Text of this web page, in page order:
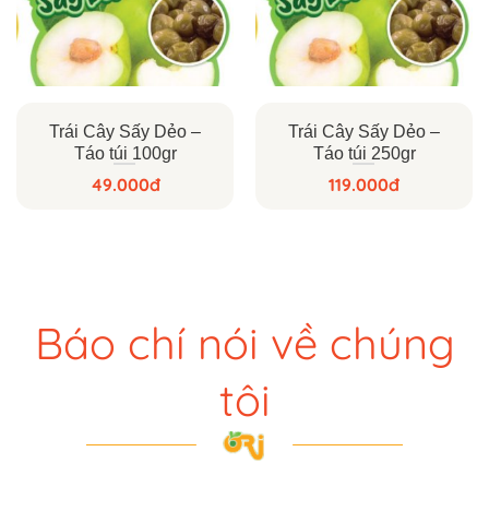
Trái Cây Sấy Dẻo –
Táo túi 100gr
49.000đ
Trái Cây Sấy Dẻo –
Táo túi 250gr
119.000đ
Báo chí nói về chúng
tôi